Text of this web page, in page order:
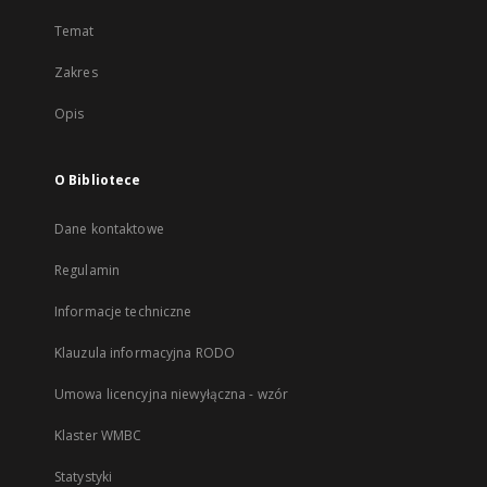
Temat
Zakres
Opis
O Bibliotece
Dane kontaktowe
Regulamin
Informacje techniczne
Klauzula informacyjna RODO
Umowa licencyjna niewyłączna - wzór
Klaster WMBC
Statystyki